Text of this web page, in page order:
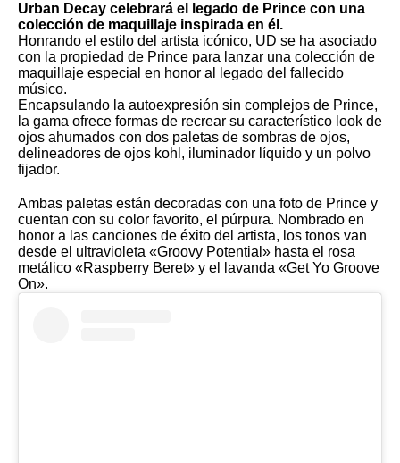
Urban Decay celebrará el legado de Prince con una
colección de maquillaje inspirada en él.
Honrando el estilo del artista icónico, UD se ha asociado
con la propiedad de Prince para lanzar una colección de
maquillaje especial en honor al legado del fallecido
músico.
Encapsulando la autoexpresión sin complejos de Prince,
la gama ofrece formas de recrear su característico look de
ojos ahumados con dos paletas de sombras de ojos,
delineadores de ojos kohl, iluminador líquido y un polvo
fijador.
Ambas paletas están decoradas con una foto de Prince y
cuentan con su color favorito, el púrpura. Nombrado en
honor a las canciones de éxito del artista, los tonos van
desde el ultravioleta «Groovy Potential» hasta el rosa
metálico «Raspberry Beret» y el lavanda «Get Yo Groove
On».